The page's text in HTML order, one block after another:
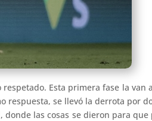
Esta primera fase la
respuesta, se llevó la derrota por
las cosas se dieron para